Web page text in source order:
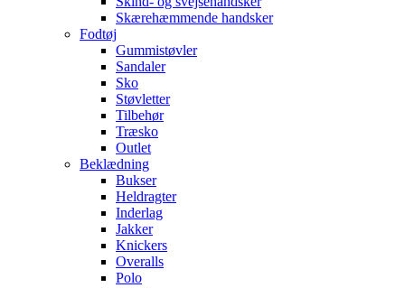
Skærehæmmende handsker
Fodtøj
Gummistøvler
Sandaler
Sko
Støvletter
Tilbehør
Træsko
Outlet
Beklædning
Bukser
Heldragter
Inderlag
Jakker
Knickers
Overalls
Polo